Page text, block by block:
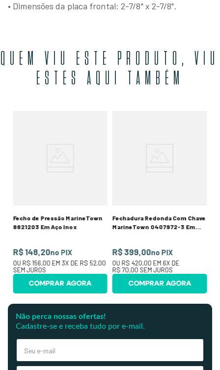
• Dimensões da placa frontal: 2-7/8" x 2-7/8".
QUEM VIU ESTE PRODUTO, VIU
ESTES AQUI TAMBÉM
Fecho de Pressão MarineTown
8821203 Em Aço Inox
R$ 148,20no PIX
OU R$ 156,00 EM 3X DE R$ 52,00
SEM JUROS
COMPRAR AGORA
Fechadura Redonda Com Chave
MarineTown 0407972-3 Em
R$ 399,00no PIX
OU R$ 420,00 EM 6X DE
R$ 70,00 SEM JUROS
COMPRAR AGORA
Não perca nossas ofertas!
Cadastre-se e receba tudo por e-mail.